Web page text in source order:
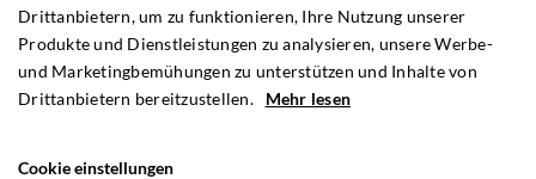
Drittanbietern, um zu funktionieren, Ihre Nutzung unserer
Produkte und Dienstleistungen zu analysieren, unsere Werbe-
und Marketingbemühungen zu unterstützen und Inhalte von
Drittanbietern bereitzustellen. Mehr lesen
Cookie einstellungen